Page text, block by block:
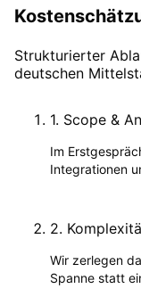
Strukturierter
deutschen
1. Scope &
Im
Integrationen
2.
Wir zerlegen
Spanne statt